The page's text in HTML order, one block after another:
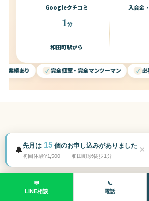
Googleクチコミ 入会金
1分
和田町駅から
完全個室・完全マンツーマン 必要に応じて
あなたに合った料金プ
る
入会金0円・年会費0円・解約
💬
LINE相談
📞
電話
🔔先月は 15 個のお申し込みがありました
初回体験¥1,500~ ・ 和田町駅徒歩1分
×